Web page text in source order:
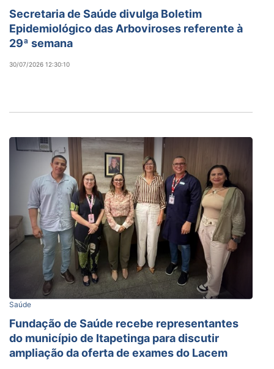
Secretaria de Saúde divulga Boletim
Epidemiológico das Arboviroses referente à
29ª semana
30/07/2026 12:30:10
Saúde
Fundação de Saúde recebe representantes
do município de Itapetinga para discutir
ampliação da oferta de exames do Lacem